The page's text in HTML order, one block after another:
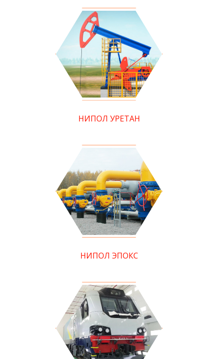
НИПОЛ УРЕТАН
НИПОЛ ЭПОКС